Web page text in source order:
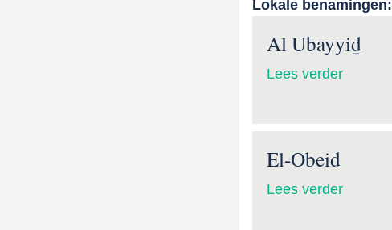
Lokale benamingen:
Al Ubayyiḏ
Lees verder
El-Obeid
Lees verder